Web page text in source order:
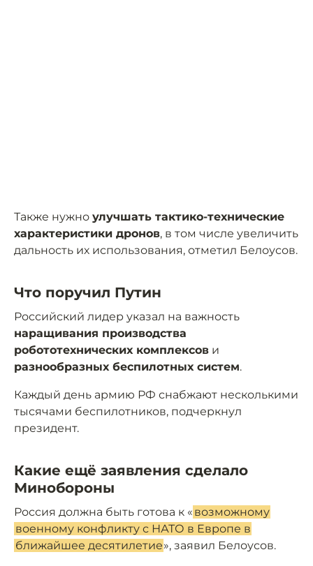
Также нужно улучшать тактико-технические
характеристики дронов, в том числе увеличить
дальность их использования, отметил Белоусов.
Что поручил Путин
Российский лидер указал на важность
наращивания производства
робототехнических комплексов и
разнообразных беспилотных систем.
Каждый день армию РФ снабжают несколькими
тысячами беспилотников, подчеркнул
президент.
Какие ещё заявления сделало
Минобороны
Россия должна быть готова к « возможному
военному конфликту с НАТО в Европе в
ближайшее десятилетие», заявил Белоусов.